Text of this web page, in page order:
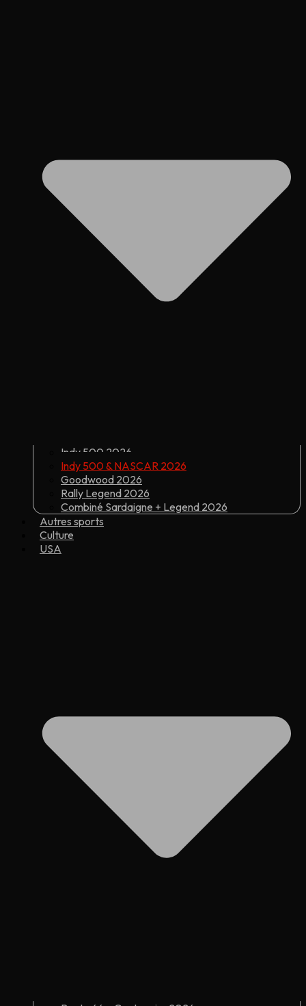
Indy 500 2026
Indy 500 & NASCAR 2026
Goodwood 2026
Rally Legend 2026
Combiné Sardaigne + Legend 2026
Autres sports
Culture
USA